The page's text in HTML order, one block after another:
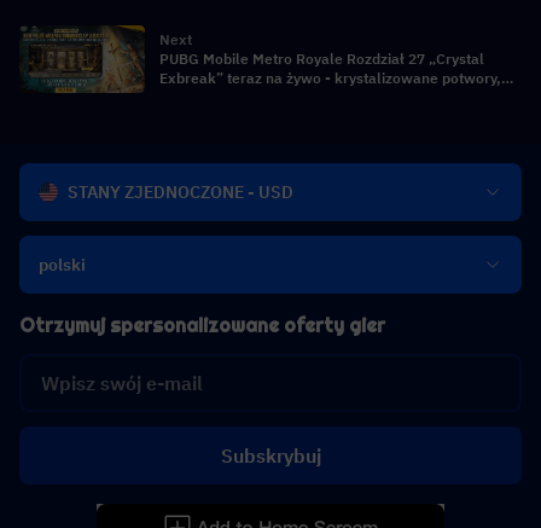
Next
PUBG Mobile Metro Royale Rozdział 27 „Crystal
Exbreak” teraz na żywo - krystalizowane potwory,
STANY ZJEDNOCZONE - USD
polski
Otrzymuj spersonalizowane oferty gier
Subskrybuj